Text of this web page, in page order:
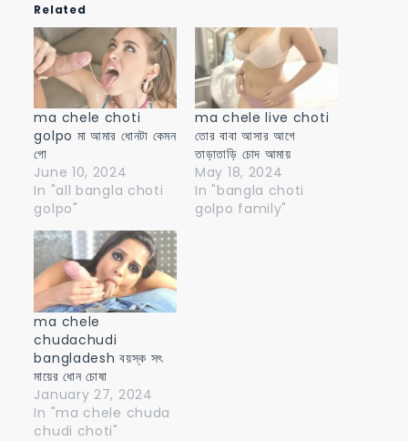
Related
ma chele choti
golpo মা আমার ধোনটা কেমন
গো
June 10, 2024
In "all bangla choti
golpo"
ma chele live choti
তোর বাবা আসার আগে
তাড়াতাড়ি চোদ আমায়
May 18, 2024
In "bangla choti
golpo family"
ma chele
chudachudi
bangladesh বয়স্ক সৎ
মায়ের ধোন চোষা
January 27, 2024
In "ma chele chuda
chudi choti"